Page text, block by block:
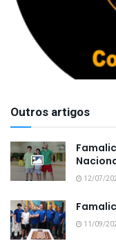
Outros artigos
12/07/
11/09/